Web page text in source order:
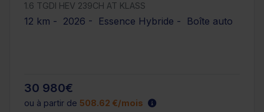
1.6 TGDI HEV 239CH AT KLASS
12 km - 2026 - Essence Hybride - Boîte auto
30 980€
ou à partir de 508.62 €/mois